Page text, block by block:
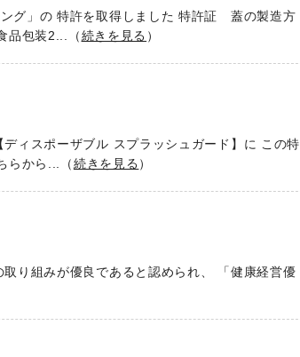
グ」の 特許を取得しました 特許証 蓋の製造方
品包装2...（続きを見る ）
ィスポーザブル スプラッシュガード】に この特
らから...（続きを見る ）
り組みが優良であると認められ、 「健康経営優